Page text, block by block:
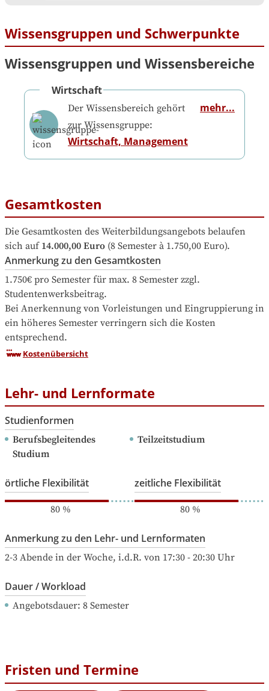
Wissensgruppen und Schwerpunkte
Wissensgruppen und Wissensbereiche
Wirtschaft
Der Wissensbereich gehört
zur Wissensgruppe:
Wirtschaft, Management
mehr...
Gesamtkosten
Die Gesamtkosten des Weiterbildungsangebots belaufen
sich auf 14.000,00 Euro (8 Semester à 1.750,00 Euro).
Anmerkung zu den Gesamtkosten
1.750€ pro Semester für max. 8 Semester zzgl.
Studentenwerksbeitrag.
Bei Anerkennung von Vorleistungen und Eingruppierung in
ein höheres Semester verringern sich die Kosten
entsprechend.
Kostenübersicht
Lehr- und Lernformate
Studienformen
Berufsbegleitendes
Studium
Teilzeitstudium
örtliche Flexibilität
80%
zeitliche Flexibilität
80%
Anmerkung zu den Lehr- und Lernformaten
2-3 Abende in der Woche, i.d.R. von 17:30 - 20:30 Uhr
Dauer / Workload
Angebotsdauer: 8 Semester
Fristen und Termine